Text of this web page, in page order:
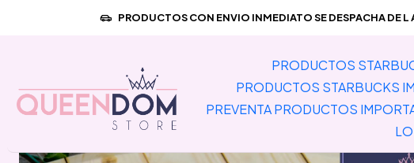
PRODUCTOS
PRODUCTOS STARBUCKS
PREVENTA PRODUCTOS
PRODUCTOS CON ENVIO INMEDIATO SE DESPACHA DE
Inicio PREVENTA PRODUCTOS IMPORTADOS